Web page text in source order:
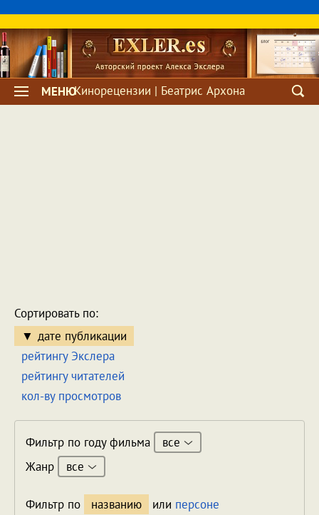
МЕНЮКинорецензии | Беатриc Архона
Сортировать по:
дате публикации
рейтингу Экслера
рейтингу читателей
кол-ву просмотров
Фильтр по году фильма
все
Жанр
все
Фильтр по названию или персоне